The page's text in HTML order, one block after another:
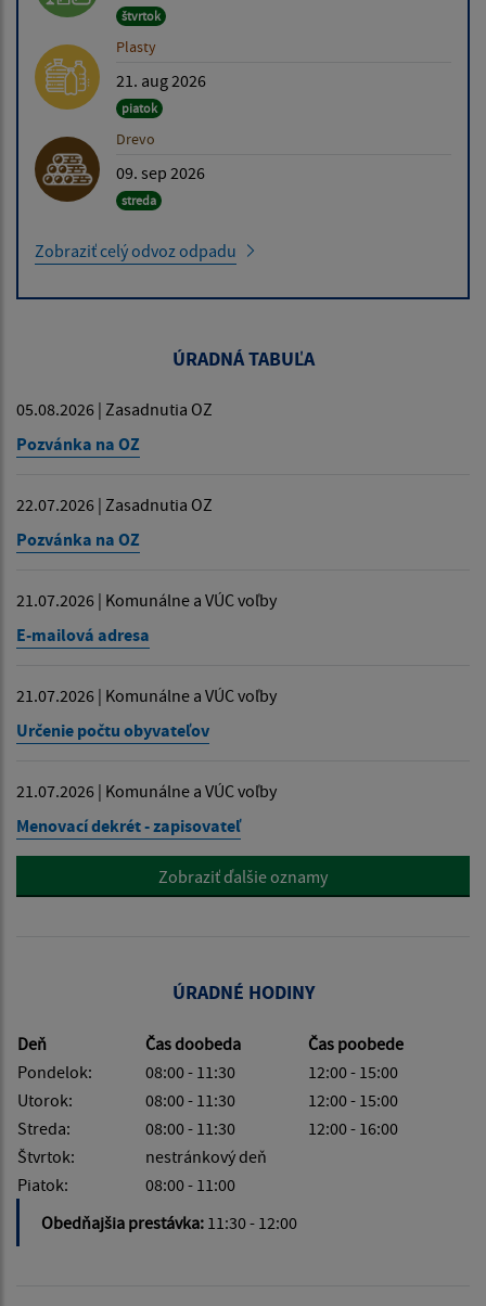
štvrtok
Plasty
21. aug 2026
piatok
Drevo
09. sep 2026
streda
Zobraziť celý odvoz odpadu
ÚRADNÁ TABUĽA
05.08.2026 | Zasadnutia OZ
Pozvánka na OZ
22.07.2026 | Zasadnutia OZ
Pozvánka na OZ
21.07.2026 | Komunálne a VÚC voľby
E-mailová adresa
21.07.2026 | Komunálne a VÚC voľby
Určenie počtu obyvateľov
21.07.2026 | Komunálne a VÚC voľby
Menovací dekrét - zapisovateľ
Zobraziť ďalšie oznamy
ÚRADNÉ HODINY
Deň Čas doobeda
Čas poobede
Pondelok:
08:00 - 11:30
12:00 - 15:00
Utorok:
08:00 - 11:30
12:00 - 15:00
Streda:
08:00 - 11:30
12:00 - 16:00
Štvrtok:
nestránkový deň
Piatok:
08:00 - 11:00
Obedňajšia prestávka: 11:30 - 12:00